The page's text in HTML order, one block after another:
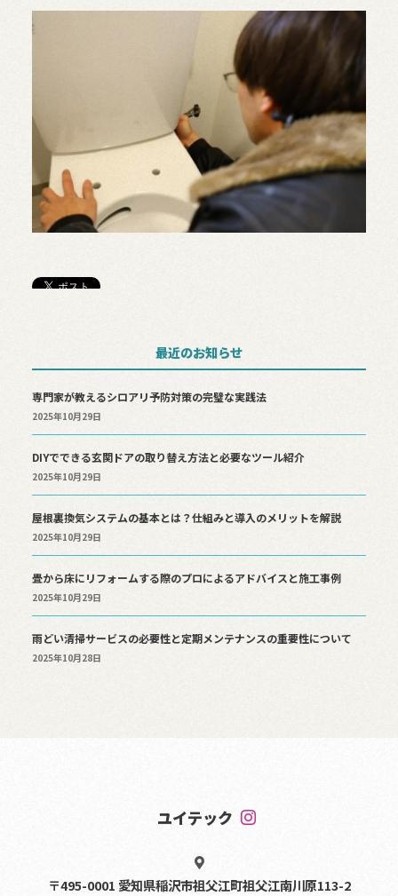
最近のお知らせ
専門家が教えるシロアリ予防対策の完璧な実践法
2025年10月29日
DIYでできる玄関ドアの取り替え方法と必要なツール紹介
2025年10月29日
屋根裏換気システムの基本とは？仕組みと導入のメリットを解説
2025年10月29日
畳から床にリフォームする際のプロによるアドバイスと施工事例
2025年10月29日
雨どい清掃サービスの必要性と定期メンテナンスの重要性について
2025年10月28日
ユイテック
〒495-0001 愛知県稲沢市祖父江町祖父江南川原113-2